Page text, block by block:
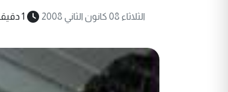
الثلاثاء 08 كانون الثاني 2008 1 دقيقة قراءة